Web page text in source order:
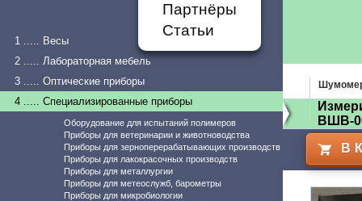
Партнёры
Статьи
1 ..... Весы
2 ..... Лабораторная мебель
3 ..... Оптические приборы
4 ..... Специализированные приборы
Оборудование для испытаний полимеров
Приборы для ветеринарии и животноводства
Приборы для зерноперерабатывающих производств
Приборы для лакокрасочных производств
Приборы для металлургии
Приборы для метеослужб, барометры
Приборы для микробиологии
ВШВ-
В